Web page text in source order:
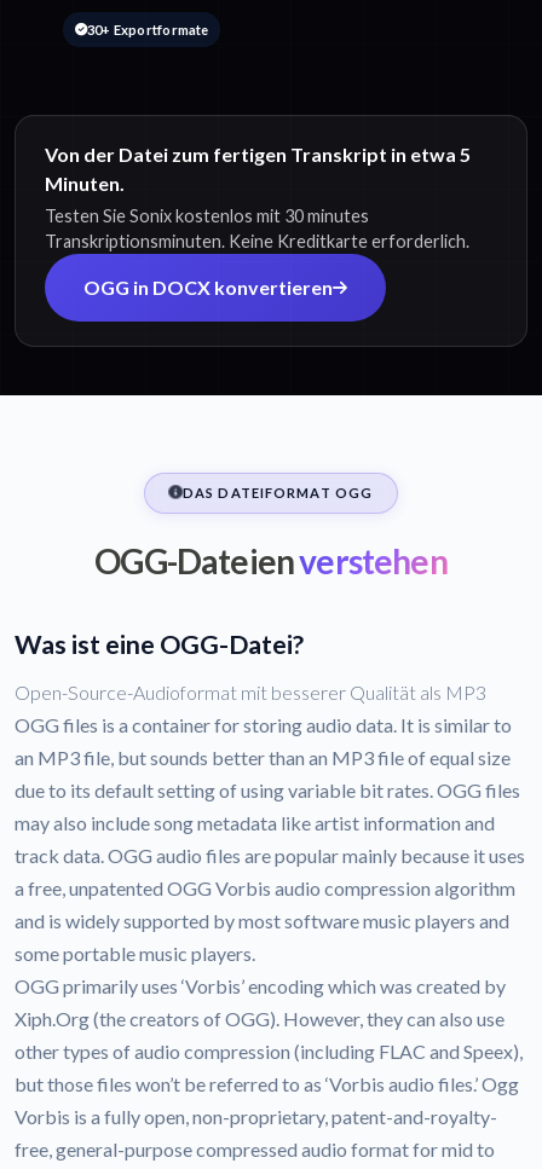
30+ Exportformate
Von der Datei zum fertigen Transkript in etwa 5
Minuten.
Testen Sie Sonix kostenlos mit 30 minutes
Transkriptionsminuten. Keine Kreditkarte erforderlich.
OGG in DOCX konvertieren
DAS DATEIFORMAT OGG
OGG-Dateienverstehen
Was ist eine OGG-Datei?
Open-Source-Audioformat mit besserer Qualität als MP3
OGG files is a container for storing audio data. It is similar to
an MP3 file, but sounds better than an MP3 file of equal size
due to its default setting of using variable bit rates. OGG files
may also include song metadata like artist information and
track data. OGG audio files are popular mainly because it uses
a free, unpatented OGG Vorbis audio compression algorithm
and is widely supported by most software music players and
some portable music players.
OGG primarily uses ‘Vorbis’ encoding which was created by
Xiph.Org (the creators of OGG). However, they can also use
other types of audio compression (including FLAC and Speex),
but those files won’t be referred to as ‘Vorbis audio files.’ Ogg
Vorbis is a fully open, non-proprietary, patent-and-royalty-
free, general-purpose compressed audio format for mid to